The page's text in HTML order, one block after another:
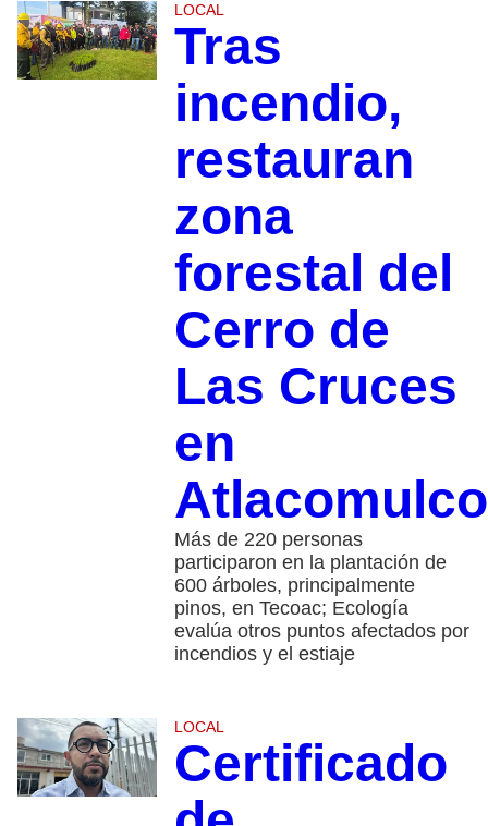
LOCAL
Tras
incendio,
restauran
zona
forestal del
Cerro de
Las Cruces
en
Atlacomulco
Más de 220 personas
participaron en la plantación de
600 árboles, principalmente
pinos, en Tecoac; Ecología
evalúa otros puntos afectados por
incendios y el estiaje
LOCAL
Certificado